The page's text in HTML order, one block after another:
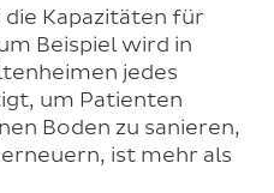
Kapazitäten für
Beispiel wird in
jedes
um Patienten
Boden zu sanieren,
ist mehr als